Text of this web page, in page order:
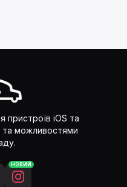
пристроїв iOS та
та можливостями
НОВИЙ